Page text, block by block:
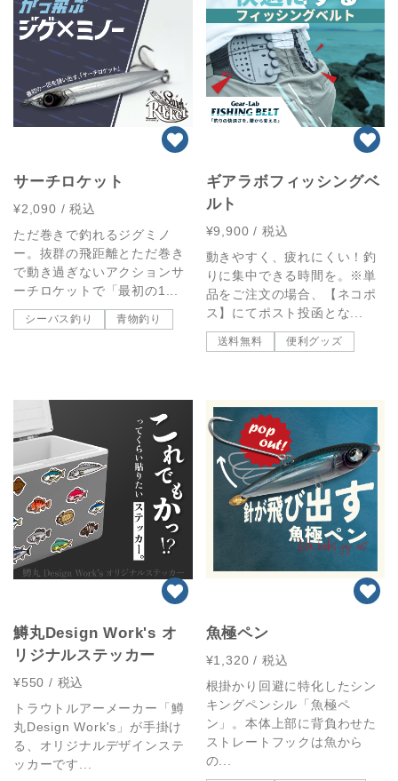
サーチロケット
¥2,090 / 税込
ただ巻きで釣れるジグミノ
ー。抜群の飛距離とただ巻き
で動き過ぎないアクションサ
ーチロケットで「最初の1...
シーバス釣り 青物釣り
ギアラボフィッシングベ
ルト
¥9,900 / 税込
動きやすく、疲れにくい！釣
りに集中できる時間を。※単
品をご注文の場合、【ネコポ
ス】にてポスト投函とな...
送料無料 便利グッズ
鱒丸Design Work's オ
リジナルステッカー
¥550 / 税込
トラウトルアーメーカー「鱒
丸Design Work's」が手掛け
る、オリジナルデザインステ
ッカーです...
魚極ペン
¥1,320 / 税込
根掛かり回避に特化したシン
キングペンシル「魚極ペ
ン」。本体上部に背負わせた
ストレートフックは魚から
の...